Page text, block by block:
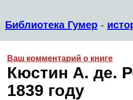
Библиотека Гумер -
Ваш комментарий о книге
Кюстин А. де.
1839 году